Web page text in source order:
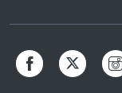
Facebook Twitter